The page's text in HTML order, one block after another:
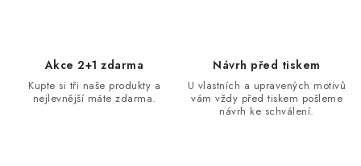
Akce 2+1 zdarma
Kupte si tři naše produkty a
nejlevnější máte zdarma.
Návrh před tiskem
U vlastních a upravených motivů
vám vždy před tiskem pošleme
návrh ke schválení.